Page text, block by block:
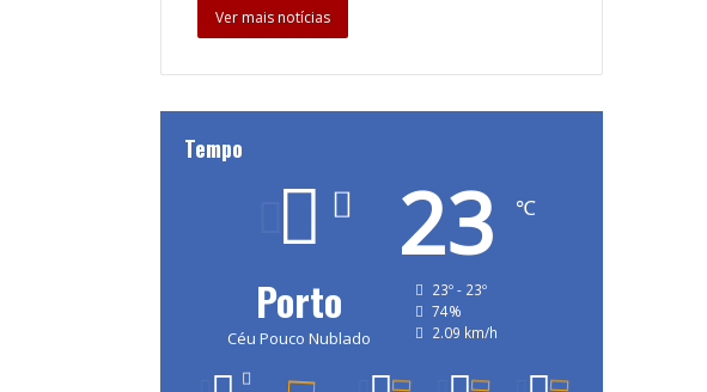
Ver mais notícias
Tempo
Porto
Céu Pouco Nublado
23 ℃
23º - 23º
74%
2.09 km/h